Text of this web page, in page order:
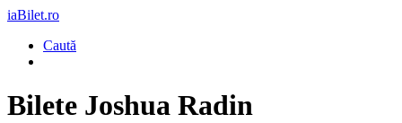
iaBilet.ro
Caută
Bilete Joshua Radin